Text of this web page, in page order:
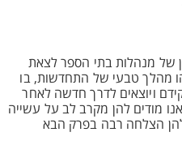
של מנהלות בתי הספר לצאת
מהלך טבעי של התחדשות, בו
ויוצאים לדרך חדשה לאחר
מודים להן מקרב לב על עשייה
להן הצלחה רבה בפרק הבא